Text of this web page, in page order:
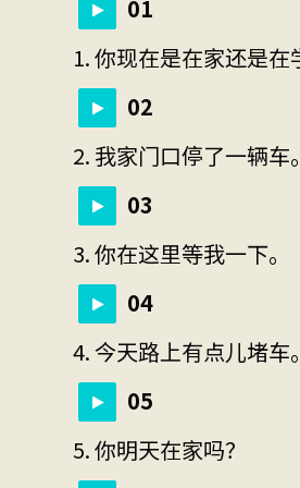
01
1. 你现在是在家还是在
02
2. 我家门口停了一辆车
03
3. 你在这里等我一下。
04
4. 今天路上有点儿堵车。
05
5. 你明天在家吗？